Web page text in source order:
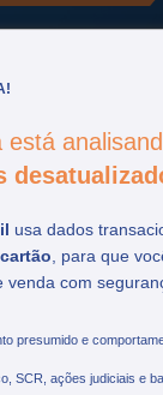
está
usa dados
cartão , para que
venda com
presumido e
SCR, ações judiciais e
dentro
decisões mais